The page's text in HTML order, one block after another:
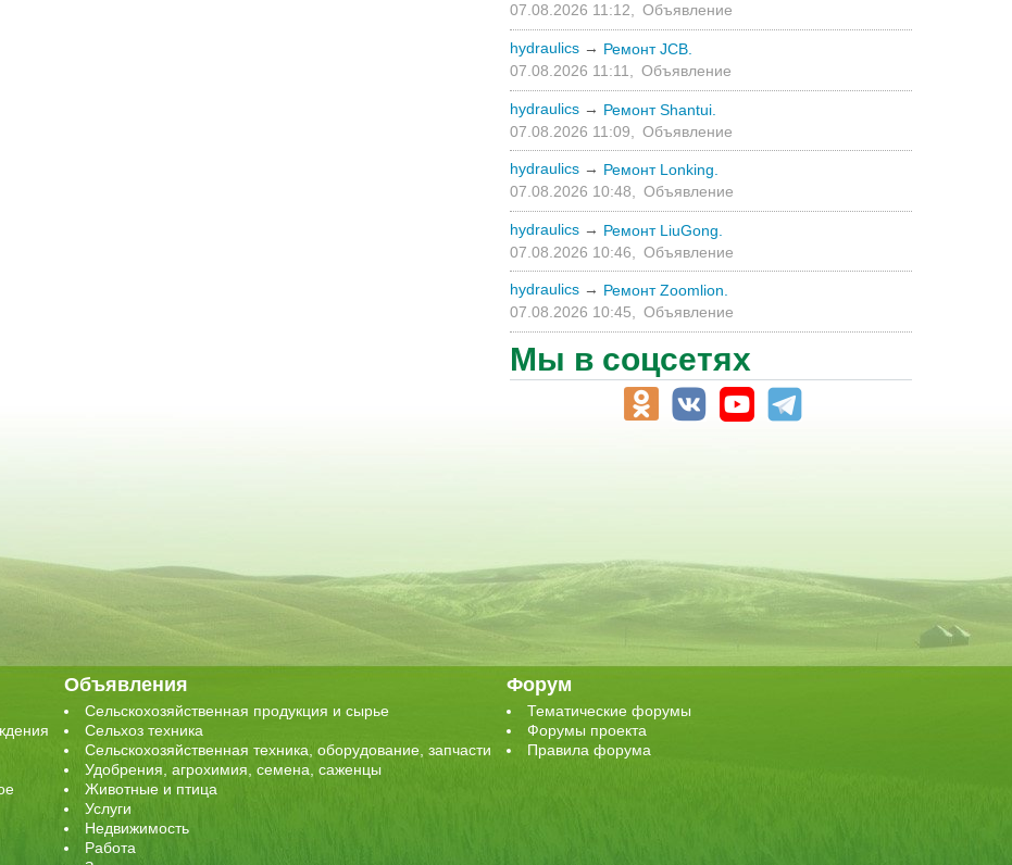
07.08.2026 11:12, Объявление
hydraulics → Ремонт JCB.
07.08.2026 11:11,
Объявление
hydraulics → Ремонт Shantui.
07.08.2026 11:09,
Объявление
hydraulics → Ремонт Lonking.
07.08.2026 10:48,
Объявление
hydraulics → Ремонт LiuGong.
07.08.2026 10:46,
Объявление
hydraulics → Ремонт Zoomlion.
07.08.2026 10:45, Объявление
Мы в соцсетях
Объявления
Сельскохозяйственная продукция и сырье
Сельхоз техника
Сельскохозяйственная техника, оборудование, запчасти
Удобрения, агрохимия, семена, саженцы
Животные и птица
Услуги
Недвижимость
Работа
Форум
Тематические форумы
Форумы проекта
Правила форума